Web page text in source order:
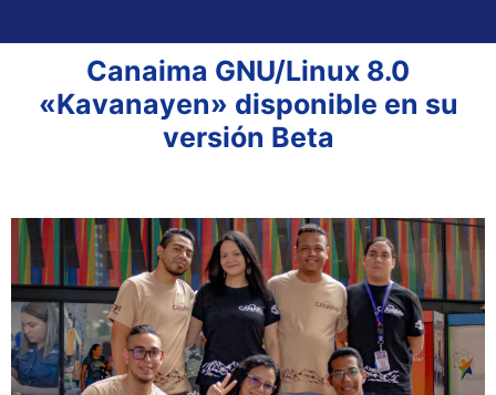
Canaima GNU/Linux 8.0
«Kavanayen» disponible en su
versión Beta